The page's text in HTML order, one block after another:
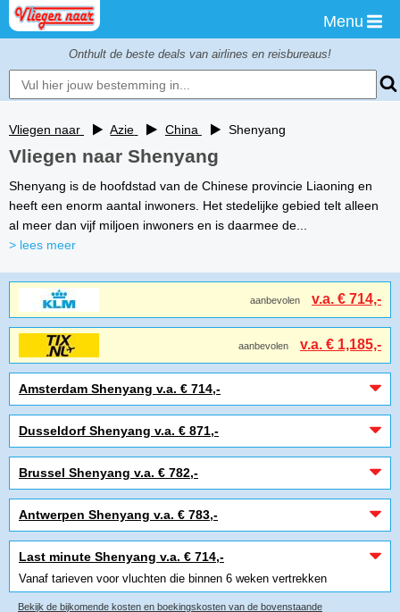
Menu
Onthult de beste deals van airlines en reisbureaus!
Vliegen naar Azie China Shenyang
Vliegen naar Shenyang
Shenyang is de hoofdstad van de Chinese provincie Liaoning en
heeft een enorm aantal inwoners. Het stedelijke gebied telt alleen
al meer dan vijf miljoen inwoners en is daarmee de...
> lees meer
aanbevolen v.a. € 714,-
aanbevolen v.a. € 1,185,-
Amsterdam Shenyang v.a. € 714,-
Dusseldorf Shenyang v.a. € 871,-
Brussel Shenyang v.a. € 782,-
Antwerpen Shenyang v.a. € 783,-
Last minute Shenyang v.a. € 714,-
Vanaf tarieven voor vluchten die binnen 6 weken vertrekken
Bekijk de bijkomende kosten en boekingskosten van de bovenstaande